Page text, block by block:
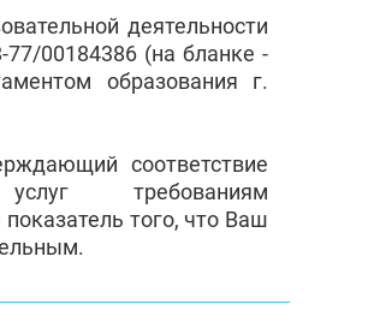
деятельности
00184386 (на бланке -
образования г.
соответствие
требованиям
того, что Ваш